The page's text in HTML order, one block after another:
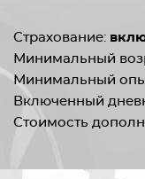
Страхование:
Минимальный
Минимальный
Включенный
Стоимость